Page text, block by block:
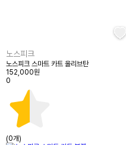
노스피크
노스피크 스마트 카트 올리브탄
152,000원
0
(0개)